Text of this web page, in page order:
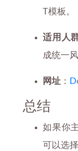
T模板。
适用人
成统一
网址 ：
总结
如果你
可以选